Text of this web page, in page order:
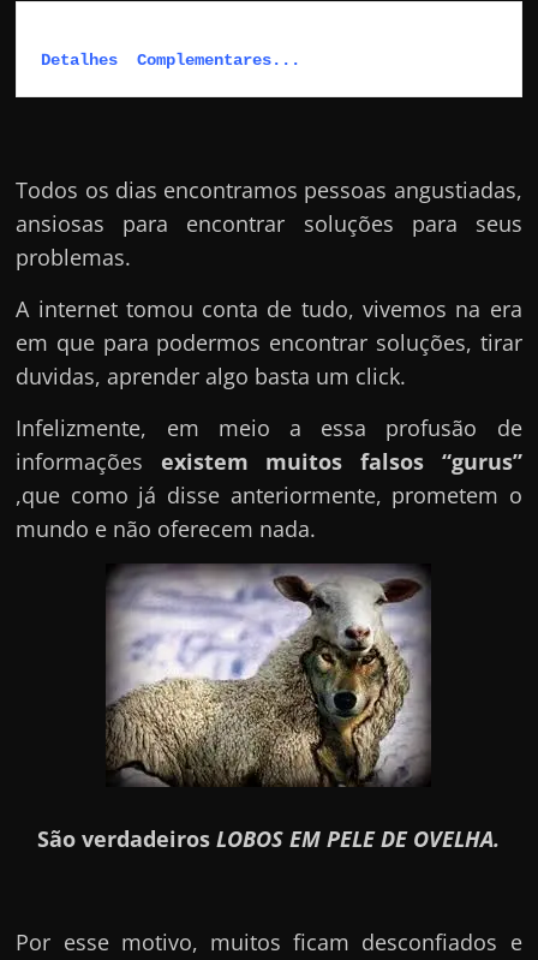
e
M
a
s
c
o
m
?
🤔
Detalhes  Complementares...
Todos os dias encontramos pessoas angustiadas,
ansiosas para encontrar soluções para seus
problemas.
A internet tomou conta de tudo, vivemos na era
em que para podermos encontrar soluções, tirar
duvidas, aprender algo basta um click.
Infelizmente, em meio a essa profusão de
informações existem muitos falsos “gurus”
,que como já disse anteriormente, prometem o
mundo e não oferecem nada.
São verdadeirosLOBOS EM PELE DE OVELHA.
Por esse motivo, muitos ficam desconfiados e